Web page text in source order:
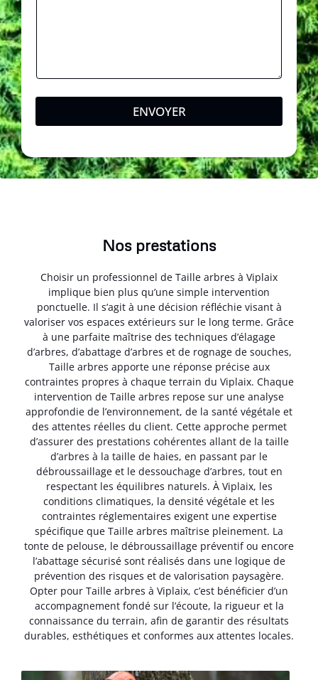
ENVOYER
Nos prestations
Choisir un professionnel de Taille arbres à Viplaix
implique bien plus qu’une simple intervention
ponctuelle. Il s’agit à une décision réfléchie visant à
valoriser vos espaces extérieurs sur le long terme. Grâce
à une parfaite maîtrise des techniques d’élagage
d’arbres, d’abattage d’arbres et de rognage de souches,
Taille arbres apporte une réponse précise aux
contraintes propres à chaque terrain du Viplaix. Chaque
intervention de Taille arbres repose sur une analyse
approfondie de l’environnement, de la santé végétale et
des attentes réelles du client. Cette approche permet
d’assurer des prestations cohérentes allant de la taille
d’arbres à la taille de haies, en passant par le
débroussaillage et le dessouchage d’arbres, tout en
respectant les équilibres naturels. À Viplaix, les
conditions climatiques, la densité végétale et les
contraintes réglementaires exigent une expertise
spécifique que Taille arbres maîtrise pleinement. La
tonte de pelouse, le débroussaillage préventif ou encore
l’abattage sécurisé sont réalisés dans une logique de
prévention des risques et de valorisation paysagère.
Opter pour Taille arbres à Viplaix, c’est bénéficier d’un
accompagnement fondé sur l’écoute, la rigueur et la
connaissance du terrain, afin de garantir des résultats
durables, esthétiques et conformes aux attentes locales.